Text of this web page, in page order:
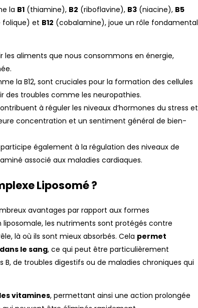
la B1 (thiamine), B2 (riboflavine), B3 (niacine), B5
folique) et B12 (cobalamine), joue un rôle fondamental
les aliments que nous consommons en énergie,
la B12, sont cruciales pour la formation des cellules
des troubles comme les neuropathies.
à réguler les niveaux d’hormones du stress et
concentration et un sentiment général de bien-
participe également à la régulation des niveaux de
associé aux maladies cardiaques.
Liposomé ?
avantages par rapport aux formes
liposomale, les nutriments sont protégés contre
là où ils sont mieux absorbés. Cela permet
le sang, ce qui peut être particulièrement
de troubles digestifs ou de maladies chroniques qui
vitamines, permettant ainsi une action prolongée